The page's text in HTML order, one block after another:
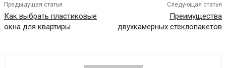
Предыдущая статья
Как выбрать пластиковые
окна для квартиры
Следующая статья
Преимущества
двухкамерных стеклопакетов